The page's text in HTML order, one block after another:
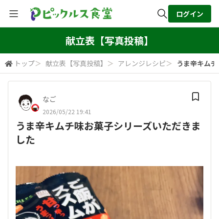
検索
ログイン
献立表【写真投稿】
トップ＞ 献立表【写真投稿】 ＞ アレンジレシピ＞ うま辛キム
なご
2026/05/22 19:41
うま辛キムチ味お菓子シリーズいただきま
した